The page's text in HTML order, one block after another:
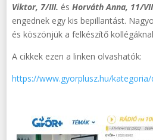
Viktor, 7/III. és Horváth Anna, 11/
engednek egy kis bepillantást.
és köszönjük a felkészítő
A cikkek ezen a linken olvashatók:
https://www.gyorplusz.hu/